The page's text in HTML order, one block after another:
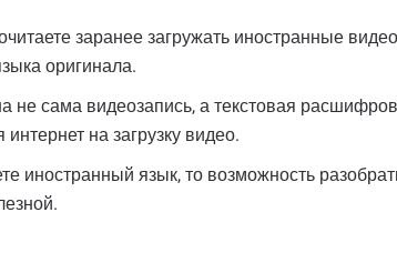
заранее загружать иностранные
оригинала.
не сама видеозапись, а текстовая
интернет на загрузку видео.
иностранный язык, то возможность